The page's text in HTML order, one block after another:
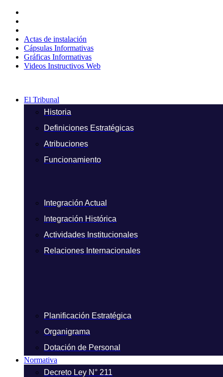
contenido
Actas de instalación
Cápsulas Informativas
Gráficas Informativas
Videos Instructivos Web
El Tribunal
Historia
Definiciones Estratégicas
Atribuciones
Funcionamiento
Integración Actual
Integración Histórica
Actividades Institucionales
Relaciones Internacionales
Planificación Estratégica
Organigrama
Dotación de Personal
Normativa
Decreto Ley N° 211